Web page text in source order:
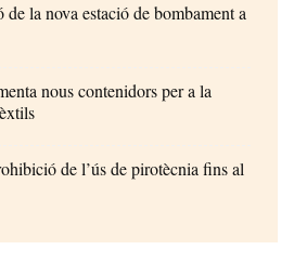
la nova estació de bombament a
nous contenidors per a la
de l’ús de pirotècnia fins al